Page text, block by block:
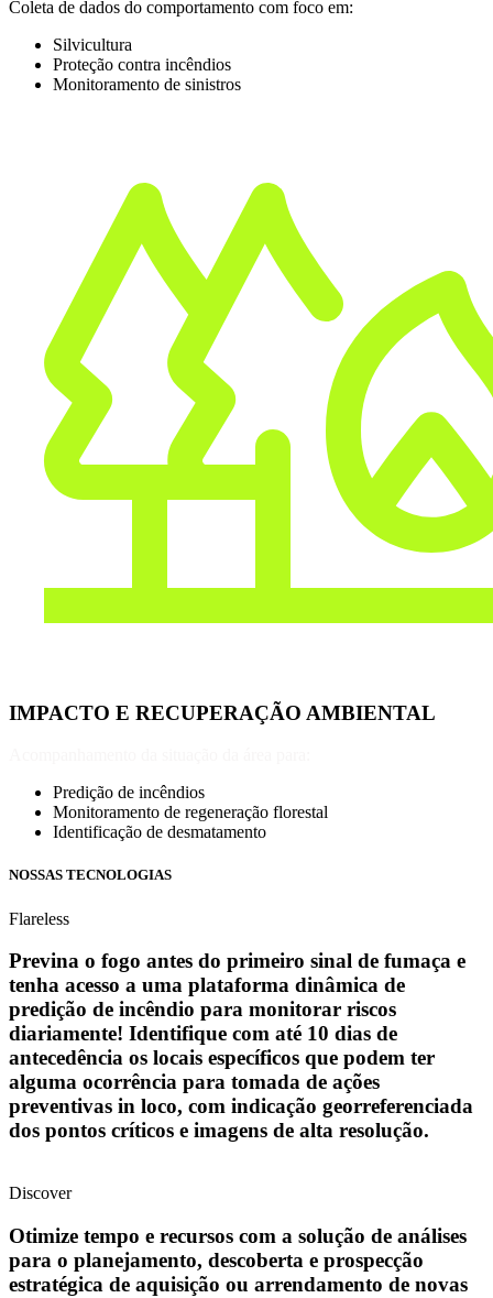
Coleta de dados do comportamento com foco em:
Silvicultura
Proteção contra incêndios
Monitoramento de sinistros
IMPACTO E RECUPERAÇÃO AMBIENTAL
Predição de incêndios
Monitoramento de regeneração florestal
Identificação de desmatamento
NOSSAS TECNOLOGIAS
Flareless
Previna o fogo antes do primeiro sinal de fumaça e
tenha acesso a uma plataforma dinâmica de
predição de incêndio para monitorar riscos
diariamente! Identifique com até 10 dias de
antecedência os locais específicos que podem ter
alguma ocorrência para tomada de ações
preventivas in loco, com indicação georreferenciada
dos pontos críticos e imagens de alta resolução.
Discover
Otimize tempo e recursos com a solução de análises
para o planejamento, descoberta e prospecção
estratégica de aquisição ou arrendamento de novas